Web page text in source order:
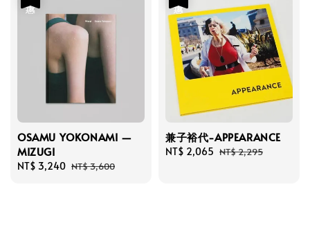
OSAMU YOKONAMI —
MIZUGI
Sale
NT$ 3,240 Regular
NT$ 3,600
兼子裕代-APPEARANCE
Sale
NT$ 2,065 Regular
NT$ 2,295